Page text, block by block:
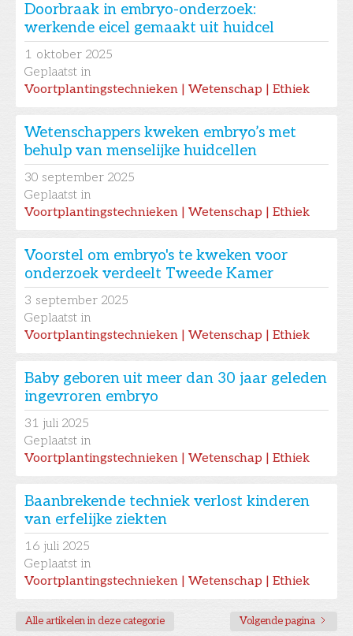
Doorbraak in embryo-onderzoek:
werkende eicel gemaakt uit huidcel
1 oktober 2025
Geplaatst in
Voortplantingstechnieken | Wetenschap | Ethiek
Wetenschappers kweken embryo’s met
behulp van menselijke huidcellen
30 september 2025
Geplaatst in
Voortplantingstechnieken | Wetenschap | Ethiek
Voorstel om embryo's te kweken voor
onderzoek verdeelt Tweede Kamer
3 september 2025
Geplaatst in
Voortplantingstechnieken | Wetenschap | Ethiek
Baby geboren uit meer dan 30 jaar geleden
ingevroren embryo
31 juli 2025
Geplaatst in
Voortplantingstechnieken | Wetenschap | Ethiek
Baanbrekende techniek verlost kinderen
van erfelijke ziekten
16 juli 2025
Geplaatst in
Voortplantingstechnieken | Wetenschap | Ethiek
Alle artikelen in deze categorie Volgende pagina